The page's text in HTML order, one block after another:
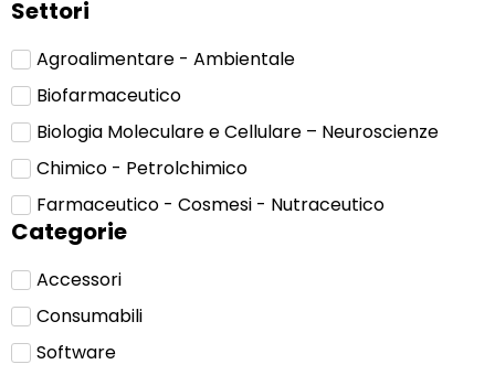
Settori
Agroalimentare - Ambientale
Biofarmaceutico
Biologia Moleculare e Cellulare – Neuroscienze
Chimico - Petrolchimico
Farmaceutico - Cosmesi - Nutraceutico
Categorie
Accessori
Consumabili
Software